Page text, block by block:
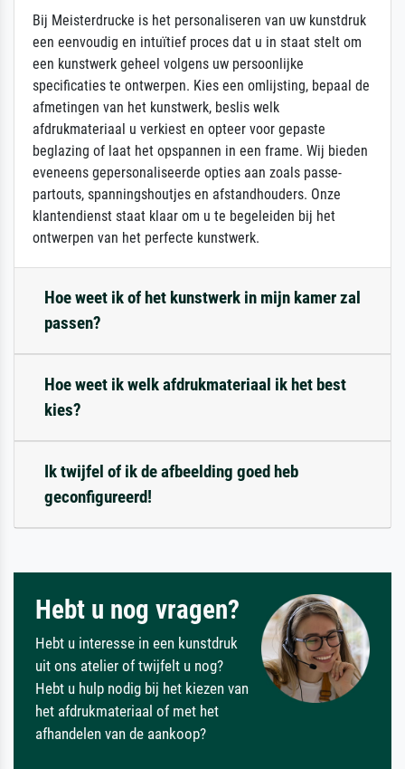
Bij Meisterdrucke is het personaliseren van uw kunstdruk
een eenvoudig en intuïtief proces dat u in staat stelt om
een kunstwerk geheel volgens uw persoonlijke
specificaties te ontwerpen. Kies een omlijsting, bepaal de
afmetingen van het kunstwerk, beslis welk
afdrukmateriaal u verkiest en opteer voor gepaste
beglazing of laat het opspannen in een frame. Wij bieden
eveneens gepersonaliseerde opties aan zoals passe-
partouts, spanningshoutjes en afstandhouders. Onze
klantendienst staat klaar om u te begeleiden bij het
ontwerpen van het perfecte kunstwerk.
Hoe weet ik of het kunstwerk in mijn kamer zal
passen?
Hoe weet ik welk afdrukmateriaal ik het best
kies?
Ik twijfel of ik de afbeelding goed heb
geconfigureerd!
Hebt u nog vragen?
Hebt u interesse in een kunstdruk
uit ons atelier of twijfelt u nog?
Hebt u hulp nodig bij het kiezen van
het afdrukmateriaal of met het
afhandelen van de aankoop?